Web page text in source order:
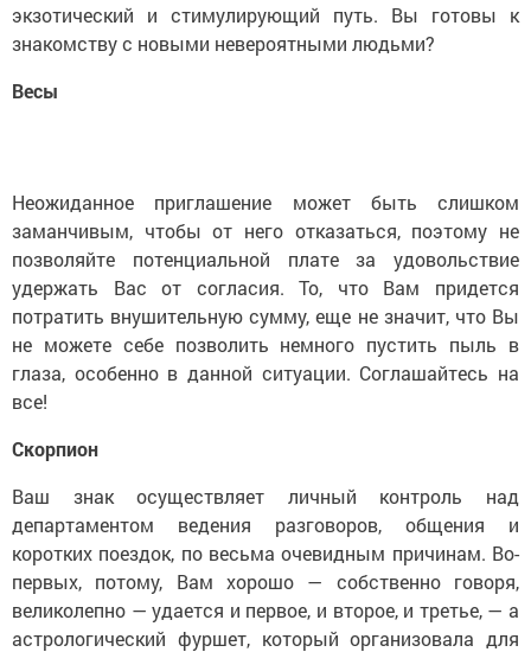
экзотический и стимулирующий путь. Вы готовы к
знакомству с новыми невероятными людьми?
Весы
Неожиданное приглашение может быть слишком
заманчивым, чтобы от него отказаться, поэтому не
позволяйте потенциальной плате за удовольствие
удержать Вас от согласия. То, что Вам придется
потратить внушительную сумму, еще не значит, что Вы
не можете себе позволить немного пустить пыль в
глаза, особенно в данной ситуации. Соглашайтесь на
все!
Скорпион
Ваш знак осуществляет личный контроль над
департаментом ведения разговоров, общения и
коротких поездок, по весьма очевидным причинам. Во-
первых, потому, Вам хорошо — собственно говоря,
великолепно — удается и первое, и второе, и третье, — а
астрологический фуршет, который организовала для